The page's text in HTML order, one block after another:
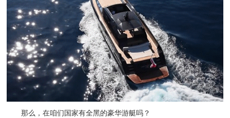
那么，在咱们国家有全黑的豪华游艇吗？